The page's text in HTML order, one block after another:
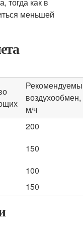
меньшей
воздухообмен,
м/ч
200
150
100
150